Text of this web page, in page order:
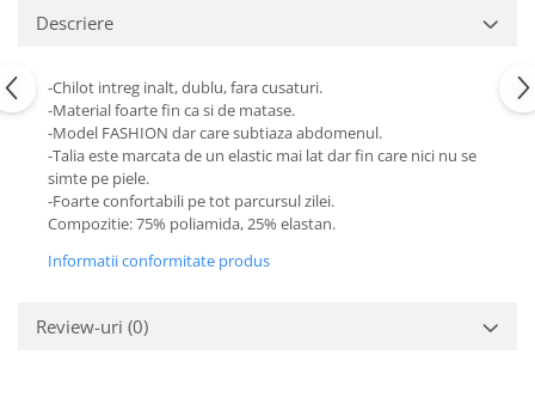
Descriere
-Chilot intreg inalt, dublu, fara cusaturi.
-Material foarte fin ca si de matase.
-Model FASHION dar care subtiaza abdomenul.
-Talia este marcata de un elastic mai lat dar fin care nici nu se
simte pe piele.
-Foarte confortabili pe tot parcursul zilei.
Compozitie: 75% poliamida, 25% elastan.
Informatii conformitate produs
Review-uri (0)